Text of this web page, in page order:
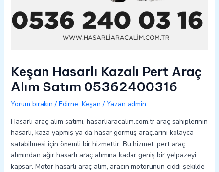
Keşan Hasarlı Kazalı Pert Araç
Alım Satım 05362400316
Yorum bırakın / Edirne, Keşan / Yazan admin
Hasarlı araç alım satımı, hasarliaracalim.com.tr araç sahiplerinin
hasarlı, kaza yapmış ya da hasar görmüş araçlarını kolayca
satabilmesi için önemli bir hizmettir. Bu hizmet, pert araç
alımından ağır hasarlı araç alımına kadar geniş bir yelpazeyi
kapsar. Motor hasarlı araç alım, aracın motorunun ciddi şekilde